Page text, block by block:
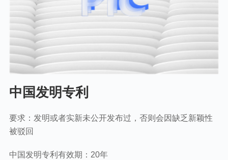
中国发明专利
要求：发明或者实新未公开发布过，否则会因缺乏 新颖性
被驳回
中国发明专利有效期：20年